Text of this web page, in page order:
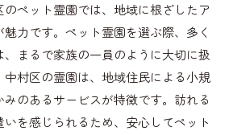
ペット霊園では、地域に根ざしたア
力です。ペット霊園を選ぶ際、多く
まるで家族の一員のように大切に扱
中村区の霊園は、地域住民による小規
のあるサービスが特徴です。訪れる
を感じられるため、安心してペット